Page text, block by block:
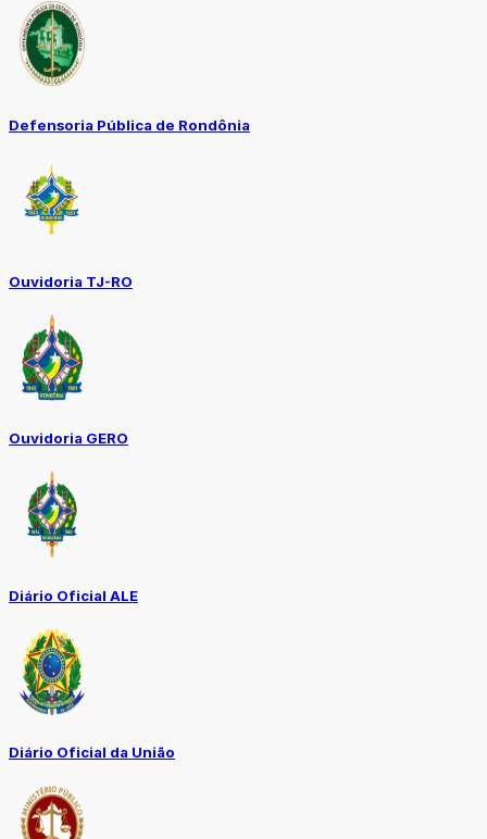
Defensoria Pública de Rondônia
Ouvidoria TJ-RO
Ouvidoria GERO
Diário Oficial ALE
Diário Oficial da União